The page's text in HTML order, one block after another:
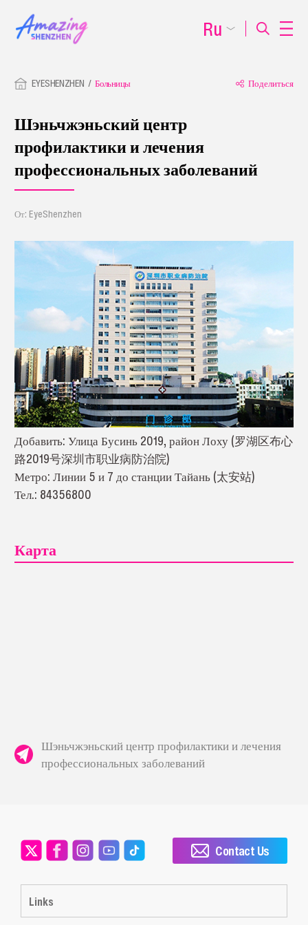
EYESHENZHEN Больницы Поделиться
Шэньчжэньский центр
профилактики и лечения
профессиональных заболеваний
От: EyeShenzhen
Добавить: Улица Бусинь 2019, район Лоху (罗湖区布心
路2019号深圳市职业病防治院)
Метро: Линии 5 и 7 до станции Тайань (太安站)
Тел.: 84356800
Карта
Шэньчжэньский центр профилактики и лечения
профессиональных заболеваний
Ru
Links
Contact Us